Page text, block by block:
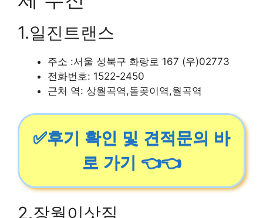
1.일진트랜스
주소 :서울 성북구 화랑로 167 (우)02773
전화번호: 1522-2450
근처 역: 상월곡역,돌곶이역,월곡역
✅후기 확인 및 견적문의 바
로 가기 👈👈
2.장월이삿짐